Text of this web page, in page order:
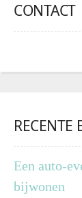
CONTACT
RECENTE
Een auto-
bijwonen